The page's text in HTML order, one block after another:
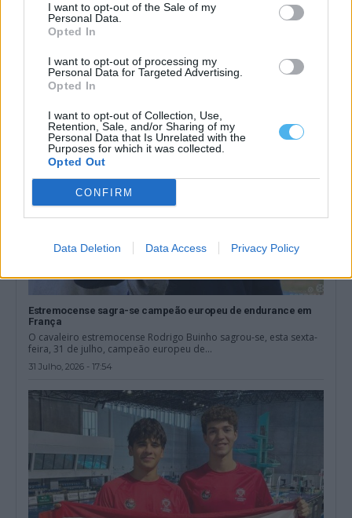
I want to opt-out of the Sale of my
Personal Data.
Opted In
I want to opt-out of processing my
Personal Data for Targeted Advertising.
Opted In
I want to opt-out of Collection, Use,
Retention, Sale, and/or Sharing of my
Personal Data that Is Unrelated with the
Purposes for which it was collected.
Opted Out
CONFIRM
Data Deletion Data Access Privacy Policy
Cinco clubes do Alentejo disputam final regional da Medida
Mérito 2026
Desporto e Juventude (IPDJ) selecionou...
31 Julho, 2026 - 20:00
Estremocense sagra-se campeão europeu de endurance em
França
O cavaleiro estremocense Rodrigo Buinho sagrou-se, esta sexta-
feira, 31 de julho, campeão europeu de...
31 Julho, 2026 - 17:54